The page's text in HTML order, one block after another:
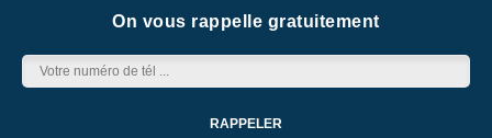
On vous rappelle gratuitement